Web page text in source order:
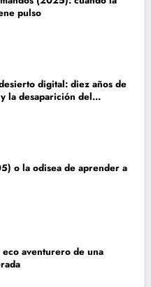
pulso
digital: diez años de
la desaparición del
o la odisea de aprender a
eco aventurero de una